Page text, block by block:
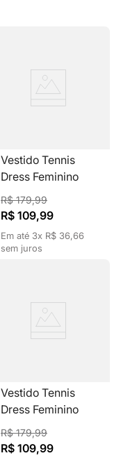
Vestido Tennis
Dress Feminino
Evasê com Gola V
e Listras Bordô
R$ 179,99
R$ 109,99
Em até 3x R$ 36,66
sem juros
Vestido Tennis
Dress Feminino
Evasê com Gola V
e Listras Off White
R$ 179,99
R$ 109,99